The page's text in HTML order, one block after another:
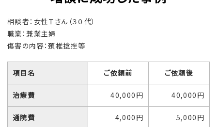
相談者：女性Ｔさん（３０代）
職業：兼業主婦
傷害の内容：頚椎捻挫等
項目名 ご依頼前 ご依頼後
治療費 40,000円 40,000円
通院費 4,000円 5,000円